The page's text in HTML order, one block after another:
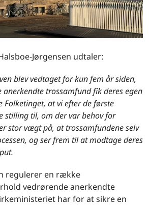
Jørgensen udtaler:
blev vedtaget for kun fem år siden,
anerkendte trossamfund fik deres egen
Folketinget, at vi efter de første
stilling til, om der var behov for
stor vægt på, at trossamfundene selv
og ser frem til at modtage deres
regulerer en række
vedrørende anerkendte
har for at sikre en